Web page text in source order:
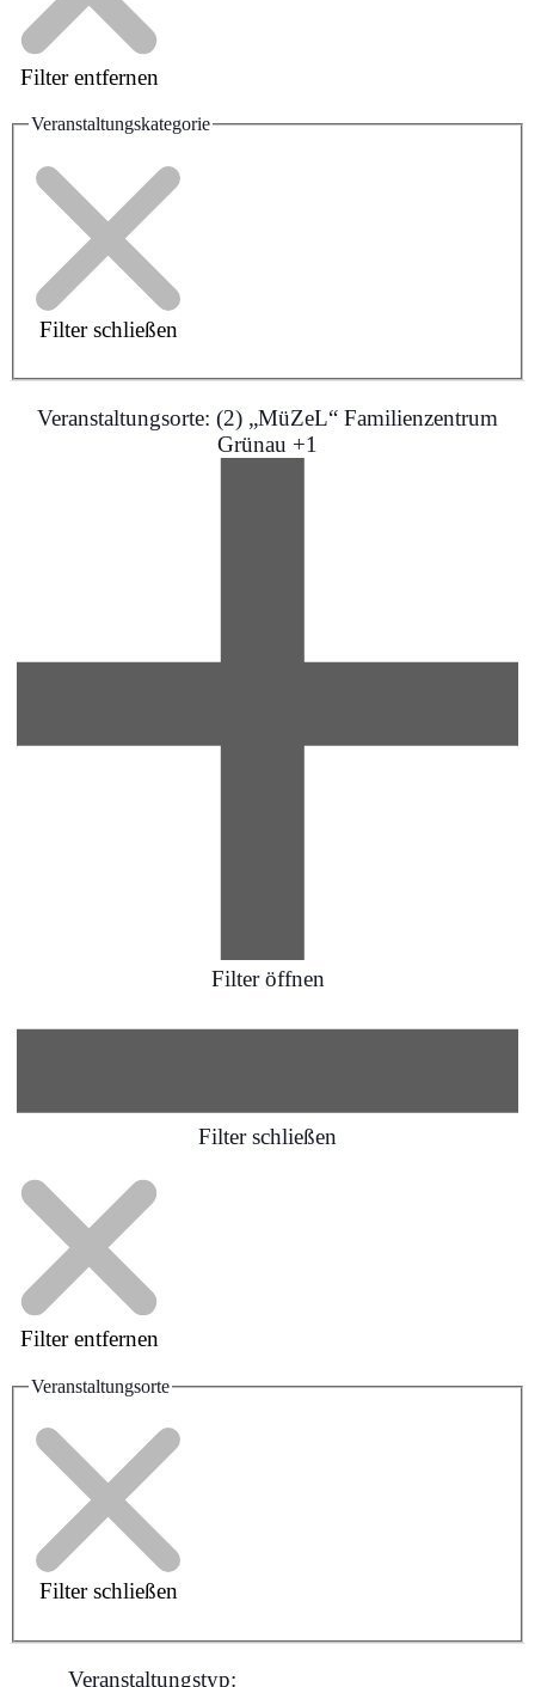
Filter entfernen
Veranstaltungskategorie
Filter schließen
Veranstaltungsorte: (2) „MüZeL“ Familienzentrum
Grünau +1
Filter öffnen
Filter schließen
Filter entfernen
Veranstaltungsorte
Filter schließen
Veranstaltungstyp: